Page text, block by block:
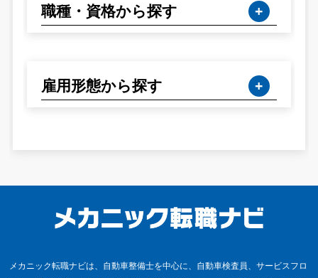
職種・資格から探す
雇用形態から探す
メカニック転職ナビは、自動車整備士を中心に、自動車検査員、サービスフロ